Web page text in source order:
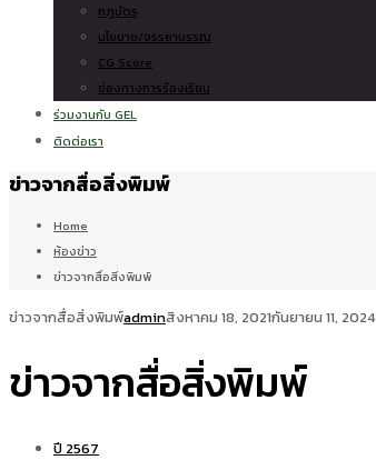
กฎบัตร
นโยบาย/จรรยาบรรณ
CG Score
ช่องทางการร้องเรียน
ร่วมงานกับ GEL
ติดต่อเรา
ข่าวจากสื่อสิ่งพิมพ์
Home
ห้องข่าว
ข่าวจากสื่อสิ่งพิมพ์
ข่าวจากสื่อสิ่งพิมพ์adminสิงหาคม 18, 2021กันยายน 11, 2024
ข่าวจากสื่อสิ่งพิมพ์
ปี 2567